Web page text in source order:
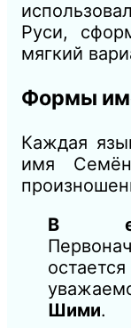
Руси,
мягкий
Формы
Каждая
имя
В
Шими.